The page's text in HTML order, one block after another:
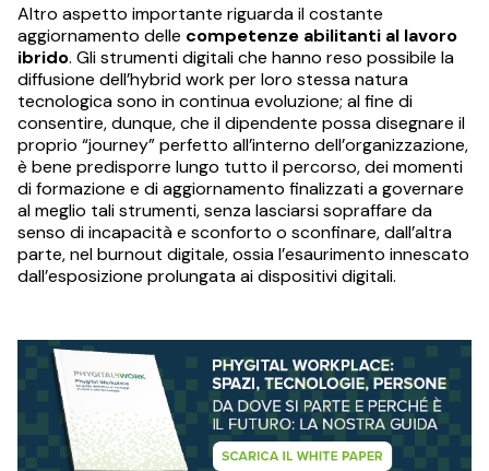
Altro aspetto importante riguarda il costante
aggiornamento delle competenze abilitanti al lavoro
ibrido. Gli strumenti digitali che hanno reso possibile la
diffusione dell’hybrid work per loro stessa natura
tecnologica sono in continua evoluzione; al fine di
consentire, dunque, che il dipendente possa disegnare il
proprio “journey” perfetto all’interno dell’organizzazione,
è bene predisporre lungo tutto il percorso, dei momenti
di formazione e di aggiornamento finalizzati a governare
al meglio tali strumenti, senza lasciarsi sopraffare da
senso di incapacità e sconforto o sconfinare, dall’altra
parte, nel burnout digitale, ossia l’esaurimento innescato
dall’esposizione prolungata ai dispositivi digitali.